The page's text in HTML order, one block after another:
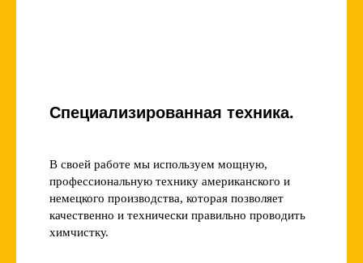
Специализированная техника.
В своей работе мы используем мощную,
профессиональную технику американского и
немецкого производства, которая позволяет
качественно и технически правильно проводить
химчистку.